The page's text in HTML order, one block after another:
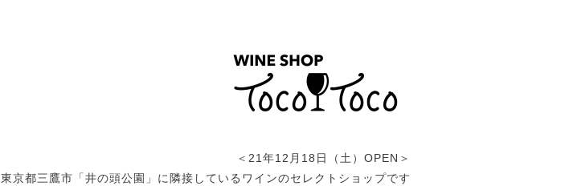
＜21年12月18日（土）OPEN＞
東京都三鷹市「井の頭公園」に隣接しているワインのセレクトショップです